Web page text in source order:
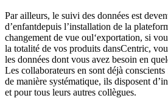
Par ailleurs, le suivi des données est
d’enfantdepuis l’installation de la
changement de vue oul‘exportation, si
la totalité de vos produits dansCentric,
les données dont vous avez besoin en
Les collaborateurs en sont déjà
de manière systématique, ils disposent
et pour tous leurs autres collègues.